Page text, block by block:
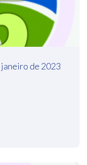
de 2023